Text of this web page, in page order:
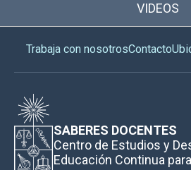
VIDEOS
Trabaja con nosotrosContacto
SABERES DOCENTES
Centro de Estudios y
Educación Continua